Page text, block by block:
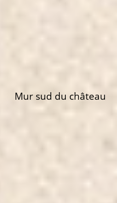
Mur sud du château